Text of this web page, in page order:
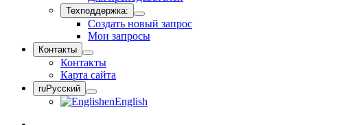
Техподдержка:
Создать новый запрос
Мои запросы
Контакты
Контакты
Карта сайта
ruРусский
enEnglish